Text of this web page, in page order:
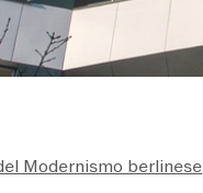
Modernismo berlinese